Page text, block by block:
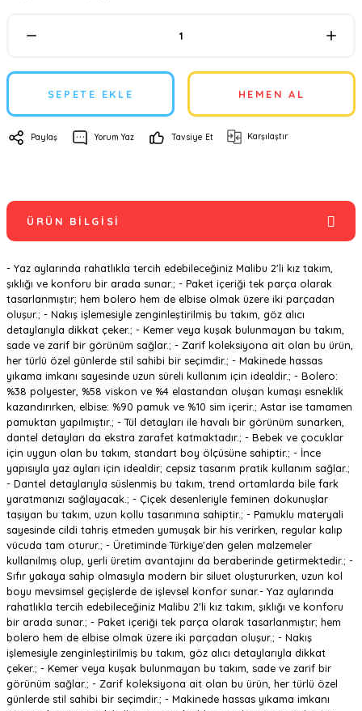
SEPETE EKLE HEMEN AL
Paylaş Yorum Yaz Tavsiye Et Karşılaştır
ÜRÜN BILGISI
- Yaz aylarında rahatlıkla tercih edebileceğiniz Malibu 2'li kız takım,
şıklığı ve konforu bir arada sunar.; - Paket içeriği tek parça olarak
tasarlanmıştır; hem bolero hem de elbise olmak üzere iki parçadan
oluşur.; - Nakış işlemesiyle zenginleştirilmiş bu takım, göz alıcı
detaylarıyla dikkat çeker.; - Kemer veya kuşak bulunmayan bu takım,
sade ve zarif bir görünüm sağlar.; - Zarif koleksiyona ait olan bu ürün,
her türlü özel günlerde stil sahibi bir seçimdir.; - Makinede hassas
yıkama imkanı sayesinde uzun süreli kullanım için idealdir.; - Bolero:
%38 polyester, %58 viskon ve %4 elastandan oluşan kumaşı esneklik
kazandırırken, elbise: %90 pamuk ve %10 sim içerir.; Astar ise tamamen
pamuktan yapılmıştır.; - Tül detayları ile havalı bir görünüm sunarken,
dantel detayları da ekstra zarafet katmaktadır.; - Bebek ve çocuklar
için uygun olan bu takım, standart boy ölçüsüne sahiptir.; - İnce
yapısıyla yaz ayları için idealdir; cepsiz tasarım pratik kullanım sağlar.;
- Dantel detaylarıyla süslenmiş bu takım, trend ortamlarda bile fark
yaratmanızı sağlayacak.; - Çiçek desenleriyle feminen dokunuşlar
taşıyan bu takım, uzun kollu tasarımına sahiptir.; - Pamuklu materyali
sayesinde cildi tahriş etmeden yumuşak bir his verirken, regular kalıp
vücuda tam oturur.; - Üretiminde Türkiye'den gelen malzemeler
kullanılmış olup, yerli üretim avantajını da beraberinde getirmektedir.; -
Sıfır yakaya sahip olmasıyla modern bir siluet oluştururken, uzun kol
boyu mevsimsel geçişlerde de işlevsel konfor sunar.- Yaz aylarında
rahatlıkla tercih edebileceğiniz Malibu 2'li kız takım, şıklığı ve konforu
bir arada sunar.; - Paket içeriği tek parça olarak tasarlanmıştır; hem
bolero hem de elbise olmak üzere iki parçadan oluşur.; - Nakış
işlemesiyle zenginleştirilmiş bu takım, göz alıcı detaylarıyla dikkat
çeker.; - Kemer veya kuşak bulunmayan bu takım, sade ve zarif bir
görünüm sağlar.; - Zarif koleksiyona ait olan bu ürün, her türlü özel
günlerde stil sahibi bir seçimdir.; - Makinede hassas yıkama imkanı